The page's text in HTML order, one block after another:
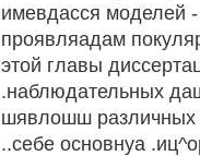
имевдасся моделей
проявляадам
этой главы
.наблюдательных
шявлошш различных
..себе основнуа